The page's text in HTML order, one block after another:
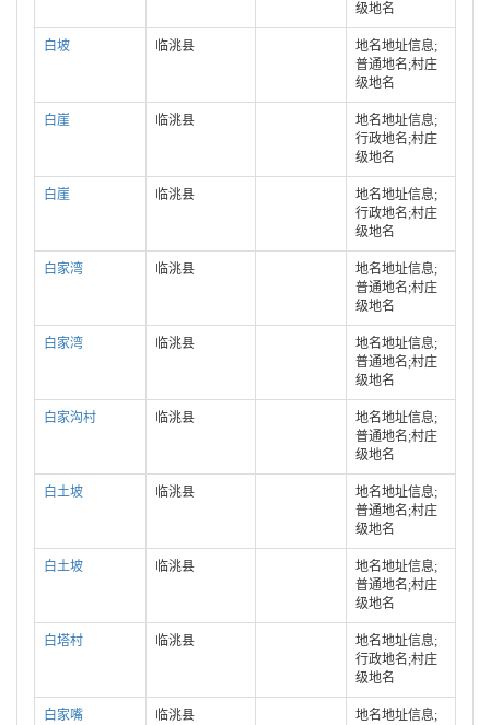
级地名
白坡 临洮县
地名地址信息;
普通地名;村庄
级地名
白崖 临洮县
地名地址信息;
行政地名;村庄
级地名
白崖 临洮县
地名地址信息;
行政地名;村庄
级地名
白家湾 临洮县
地名地址信息;
普通地名;村庄
级地名
白家湾 临洮县
地名地址信息;
普通地名;村庄
级地名
白家沟村 临洮县
地名地址信息;
普通地名;村庄
级地名
白土坡 临洮县
地名地址信息;
普通地名;村庄
级地名
白土坡 临洮县
地名地址信息;
普通地名;村庄
级地名
白塔村 临洮县
地名地址信息;
行政地名;村庄
级地名
白家嘴 临洮县 地名地址信息;